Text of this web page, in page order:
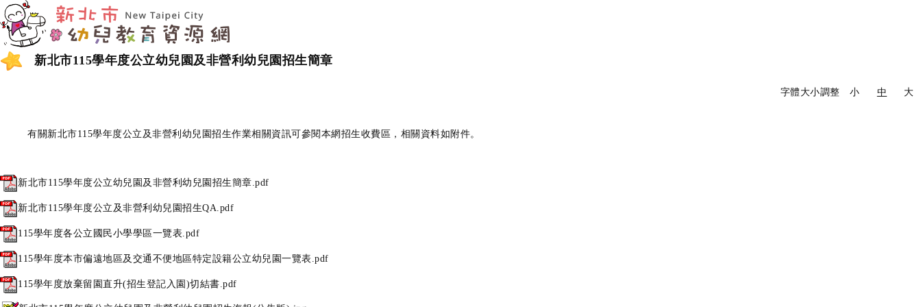
新北市115學年度公立幼兒園及非營利幼兒園招生簡章
字體大小調整 小 中 大
有關新北市115學年度公立及非營利幼兒園招生作業相關資訊可參閱本網招生收費區，相關資料如附件。
新北市115學年度公立幼兒園及非營利幼兒園招生簡章.pdf
新北市115學年度公立及非營利幼兒園招生QA.pdf
115學年度各公立國民小學學區一覽表.pdf
115學年度本市偏遠地區及交通不便地區特定設籍公立幼兒園一覽表.pdf
115學年度放棄留園直升(招生登記入園)切結書.pdf